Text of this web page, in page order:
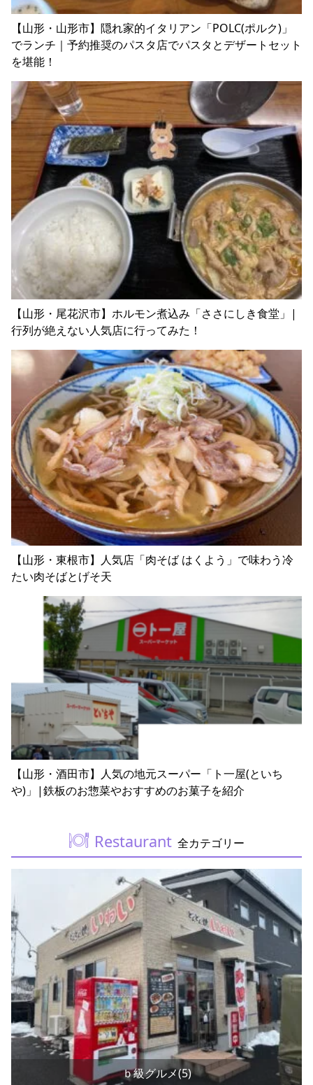
【山形・山形市】隠れ家的イタリアン「POLC(ポルク)」
でランチ｜予約推奨のパスタ店でパスタとデザートセット
を堪能！
【山形・尾花沢市】ホルモン煮込み「ささにしき食堂」|
行列が絶えない人気店に行ってみた！
【山形・東根市】人気店「肉そば はくよう」で味わう冷
たい肉そばとげそ天
【山形・酒田市】人気の地元スーパー「ト一屋(といち
や)」|鉄板のお惣菜やおすすめのお菓子を紹介
Restaurant 全カテゴリー
ｂ級グルメ(5)